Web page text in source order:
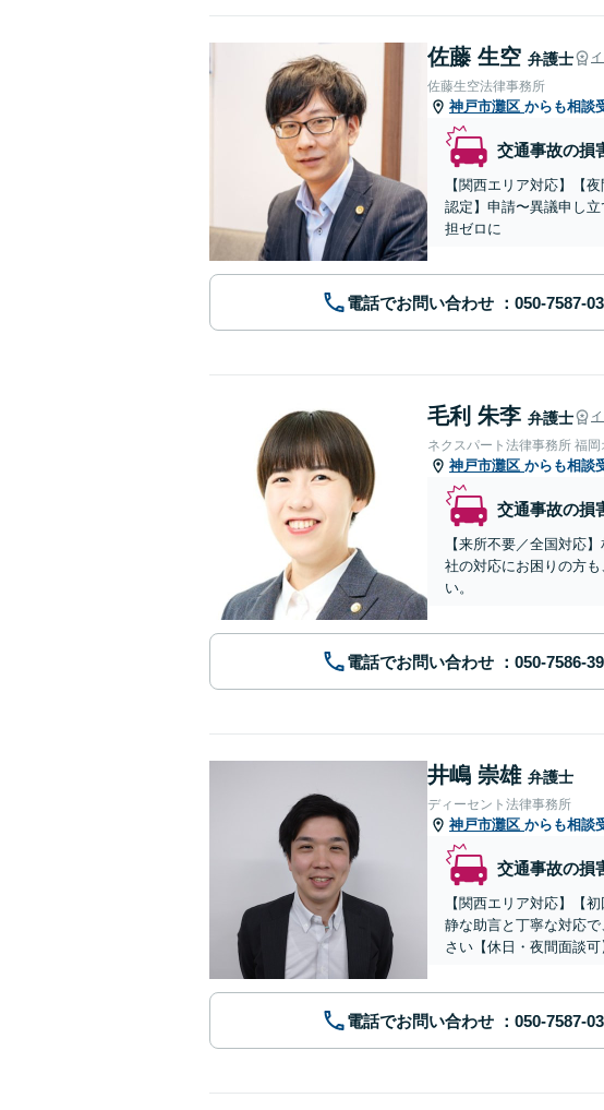
佐藤 生空 弁護士
佐藤生空法律事務所
神戸市灘区 からも相談
交通事故の損
【関西エリア対応】【
認定】申請〜異議申し
担ゼロに
電話でお問い合わせ
毛利 朱李 弁護士
ネクスパート法律事務所 福岡
神戸市灘区 からも相談
交通事故の損
【来所不要／全国対応
社の対応にお困りの方
い。
電話でお問い合わせ
井嶋 崇雄 弁護士
ディーセント法律事務所
神戸市灘区 からも相談
交通事故の損
【関西エリア対応】【
静な助言と丁寧な対応
さい【休日・夜間面談可
電話でお問い合わせ